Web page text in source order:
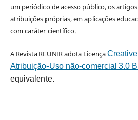
um periódico de acesso público, os
atribuições próprias, em aplicações
com caráter científico.
A Revista REUNIR adota Licença
Atribuição-Uso não-comercial 3.0
equivalente.